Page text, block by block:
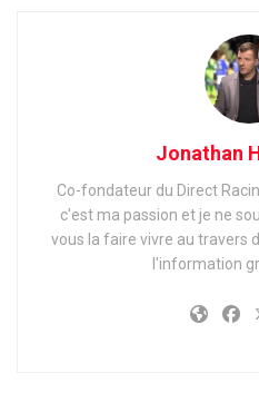
Jonathan
Co-fondateur du Direct
c'est ma passion et je ne
vous la faire vivre au travers
l'information